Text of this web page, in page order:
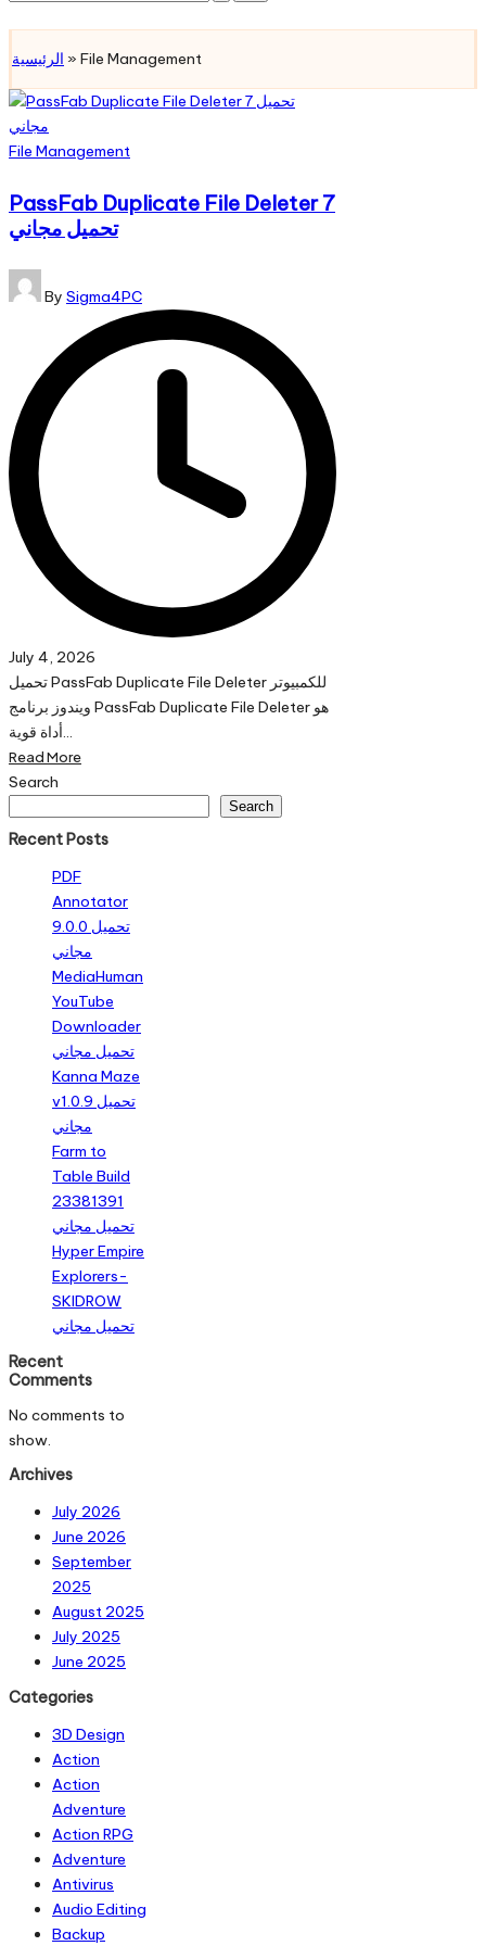
الرئيسية » File Management
Posted
File Management
PassFab Duplicate File Deleter 7
تحميل مجاني
Posted
by
By Sigma4PC
July 4, 2026
تحميل PassFab Duplicate File Deleter للكمبيوتر
ويندوز برنامج PassFab Duplicate File Deleter هو
أداة قوية…
Read More
Search
Search
Recent Posts
PDF
Annotator
9.0.0 تحميل
مجاني
MediaHuman
YouTube
Downloader
تحميل مجاني
Kanna Maze
v1.0.9 تحميل
مجاني
Farm to
Table Build
23381391
تحميل مجاني
Hyper Empire
Explorers-
SKIDROW
تحميل مجاني
Recent
Comments
No comments to
show.
Archives
July 2026
June 2026
September
2025
August 2025
July 2025
June 2025
Categories
3D Design
Action
Action
Adventure
Action RPG
Adventure
Antivirus
Audio Editing
Backup